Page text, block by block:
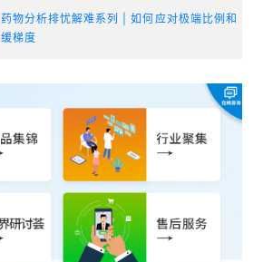
药物分析排忧解难系列 | 如何应对极端比例和
缓梯度